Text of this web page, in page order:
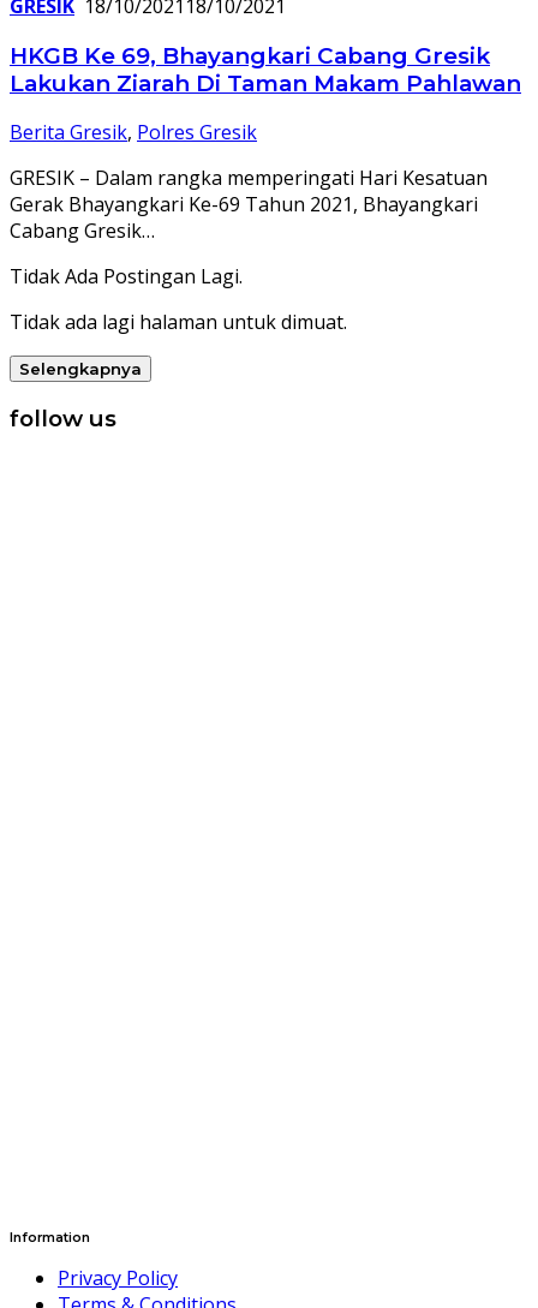
GRESIK 18/10/2021 18/10/2021
HKGB Ke 69, Bhayangkari Cabang Gresik
Lakukan Ziarah Di Taman Makam Pahlawan
Berita Gresik, Polres Gresik
GRESIK – Dalam rangka memperingati Hari Kesatuan
Gerak Bhayangkari Ke-69 Tahun 2021, Bhayangkari
Cabang Gresik…
Tidak Ada Postingan Lagi.
Tidak ada lagi halaman untuk dimuat.
Selengkapnya
follow us
Information
Privacy Policy